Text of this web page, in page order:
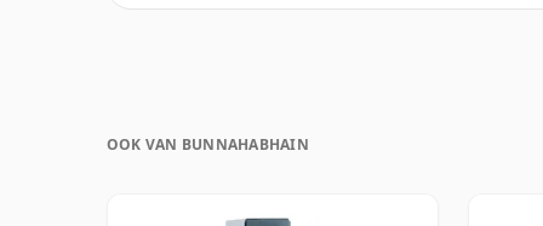
OOK VAN BUNNAHABHAIN